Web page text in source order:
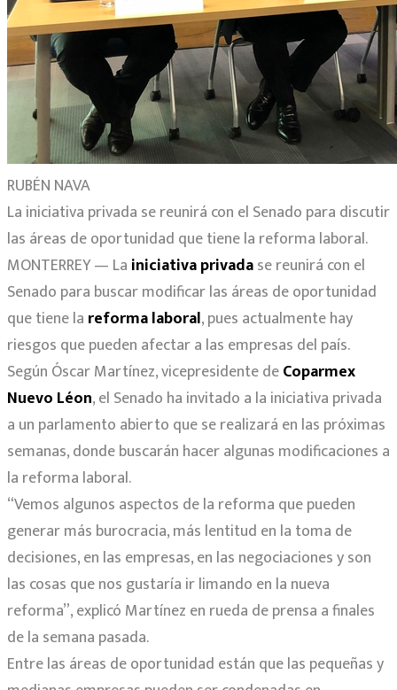
RUBÉN NAVA
La iniciativa privada se reunirá con el Senado para discutir
las áreas de oportunidad que tiene la reforma laboral.
MONTERREY — La iniciativa privadase reunirá con el
Senado para buscar modificar las áreas de oportunidad
que tiene la reforma laboral, pues actualmente hay
riesgos que pueden afectar a las empresas del país.
Según Óscar Martínez, vicepresidente deCoparmex
Nuevo Léon, el Senado ha invitado a la iniciativa privada
a un parlamento abierto que se realizará en las próximas
semanas, donde buscarán hacer algunas modificaciones a
la reforma laboral.
“Vemos algunos aspectos de la reforma que pueden
generar más burocracia, más lentitud en la toma de
decisiones, en las empresas, en las negociaciones y son
las cosas que nos gustaría ir limando en la nueva
reforma”, explicó Martínez en rueda de prensa a finales
de la semana pasada.
Entre las áreas de oportunidad están que las pequeñas y